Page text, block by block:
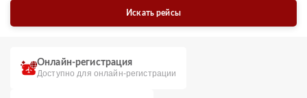
Искать рейсы
Онлайн-регистрация
Доступно для онлайн-регистрации